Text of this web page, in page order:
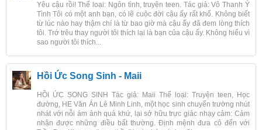
Yêu cậu rồi! Thể loại: Ngôn tình, truyện teen. Tác giả: Vô Thanh Ý
Tình Tôi có một anh bạn, có lẽ cuộc đời cậu ấy rất khổ. Không biết
từ lúc nào hay thậm chí là từ bao giờ mà cậu ấy đã đem lòng thích
tôi. Trớ trêu thay người tôi thích lại là bạn của cậu ấy. Không hiểu vì
sao người tôi thích...
Hồi Ức Song Sinh - Maii
HỒI ỨC SONG SINH Tác giả: Maii Thể loại: Truyện teen, Học
đường, HE Văn Án Lê Minh Linh, một học sinh chuyển trường nhút
nhát với nỗi ám ảnh quá khứ, lại sở hữu trực giác nhạy cảm: Cảm
nhận được những điều bất thường. Định mệnh đưa cô đến với